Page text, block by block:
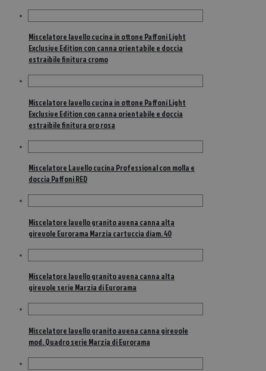
Miscelatore lavello cucina in ottone Paffoni Light
Exclusive Edition con canna orientabile e doccia
estraibile finitura cromo
Miscelatore lavello cucina in ottone Paffoni Light
Exclusive Edition con canna orientabile e doccia
estraibile finitura oro rosa
Miscelatore Lavello cucina Professional con molla e
doccia Paffoni RED
Miscelatore lavello granito avena canna alta
girevole Eurorama Marzia cartuccia diam. 40
Miscelatore lavello granito avena canna alta
girevole serie Marzia di Eurorama
Miscelatore lavello granito avena canna girevole
mod. Quadro serie Marzia di Eurorama